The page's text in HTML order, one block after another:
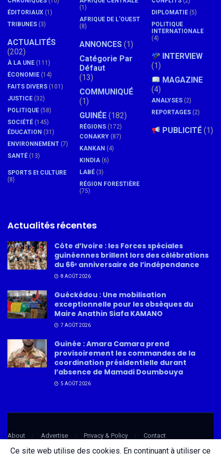
ÉDITORIAUX (1)
TRIBUNES (3)
ACTUALITÉS
(202)
À LA UNE (111)
ÉCONOMIE (14)
FAITS DIVERS (101)
JUSTICE (32)
POLITIQUE (58)
SOCIÉTÉ (145)
ÉDUCATION (31)
ENVIRONNEMENT (7)
SANTÉ (13)
SPORTS Et CULTURE
(8)
(1)
AFRIQUE DE L'OUEST
(8)
ANNONCES (1)
Catégorie Par
Défaut
(13)
COMMUNIQUÉ
(1)
GUINÉE (182)
RÉGIONS (172)
CONAKRY (87)
KANKAN (4)
KINDIA (6)
LABÉ (3)
RÉGION FORESTIÈRE
(75)
DIPLOMATIE (5)
POLITIQUE
INTERNATIONALE
(4)
INTERVIEW
(1)
MAGAZINE
(4)
ANALYSES (2)
REPORTAGES (2)
PUBLICITÉ (1)
Actualités récentes
Côte d’Ivoire : les Forces spéciales
guinéennes brillent lors des célébrations
du 66ᵉ anniversaire de l’indépendance
8 AOÛT 2026
Guéckédou : Une mobilisation
exceptionnelle pour les obsèques du
Maire Anathin Siafa KAMANO
7 AOÛT 2026
Guinée : Amara Camara prend
provisoirement les commandes de la
coordination présidentielle durant
l’absence de Mamadi Doumbouya
5 AOÛT 2026
About Advertise Privacy & Policy Contact
Ce site web utilise des cookies. En continuant à utiliser ce